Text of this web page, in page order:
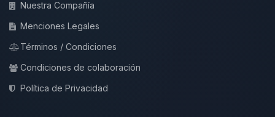
Nuestra Compañía
Menciones Legales
Términos / Condiciones
Condiciones de colaboración
Política de Privacidad